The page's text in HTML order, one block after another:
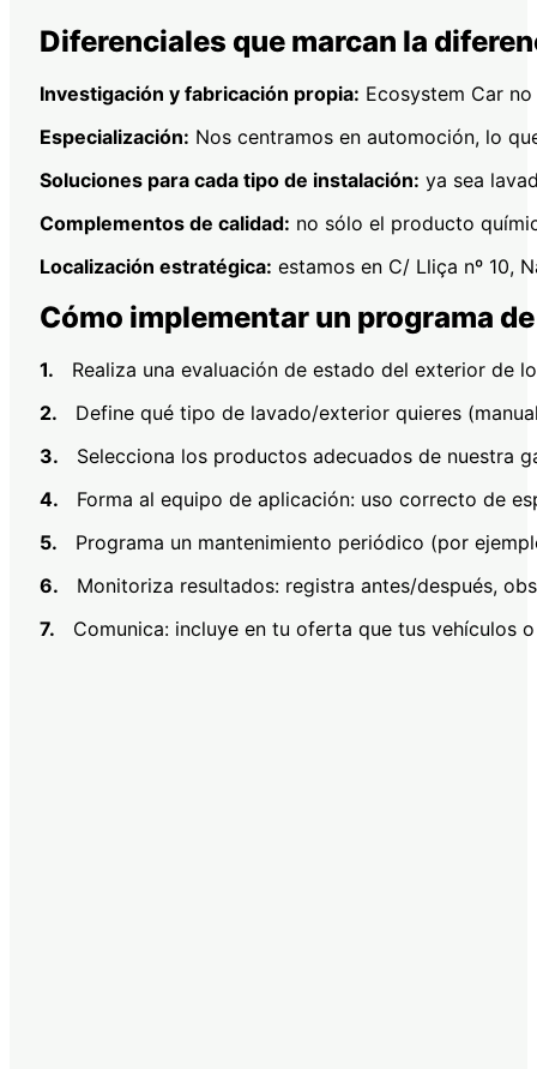
Diferenciales que marcan la
Investigación y fabricación propia: Ecosystem Car
Especialización: Nos centramos en automoción, lo
Soluciones para cada tipo de instalación: ya sea
Complementos de calidad: no sólo el producto
Localización estratégica: estamos en C/ Lliça nº 10,
Cómo implementar un programa
1. Realiza una evaluación de estado del exterior de
2. Define qué tipo de lavado/exterior quieres
3. Selecciona los productos adecuados de nuestra
4. Forma al equipo de aplicación: uso correcto de
5. Programa un mantenimiento periódico (por
6. Monitoriza resultados: registra antes/después,
7. Comunica: incluye en tu oferta que tus vehículos